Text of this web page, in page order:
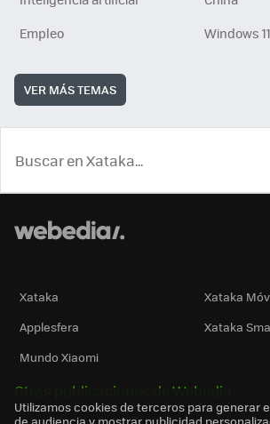
Empleo
Windows 11
VER MÁS TEMAS
Xataka
Xataka
Applesfera
Xataka
Mundo Xiaomi
Otras publicaciones de Webedia
Utilizamos cookies de terceros para generar